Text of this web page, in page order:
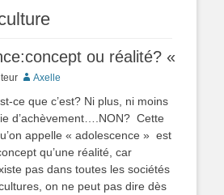
ou réalité? «
Axelle
ce que c’est? Ni plus, ni moins
d’achèvement….NON? Cette
appelle « adolescence » est
qu’une réalité, car
pas dans toutes les sociétés
on ne peut pas dire dès